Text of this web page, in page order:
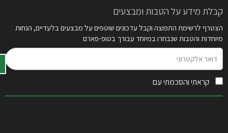
קבלת מידע על הטבות ומבצעים
הצטרף לרשימת התפוצה וקבל עדכונים שוטפים על מבצעים בלעדיים, הנחות
מיוחדות והטבות שנבחרו במיוחד עבורך בטופ-פארם
אלקטרוני
קראתי והסכמתי עם